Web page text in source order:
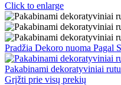
Click to enlarge
Pradžia Dekoro nuoma Pagal
Pakabinami dekoratyviniai
Grįžti prie visų prekių